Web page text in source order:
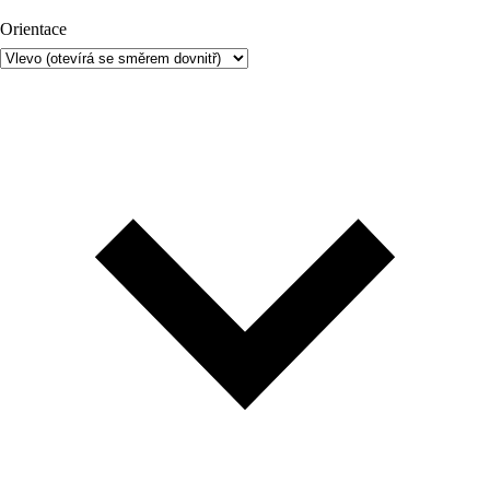
Orientace